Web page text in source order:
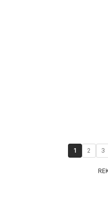
1 2 3